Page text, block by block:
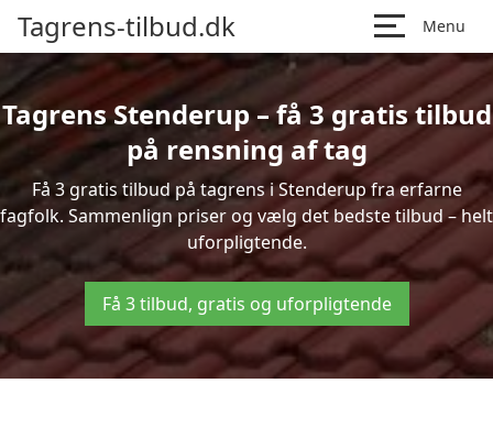
Tagrens-tilbud.dk Menu
Tagrens Stenderup – få 3 gratis tilbud
på rensning af tag
Få 3 gratis tilbud på tagrens i Stenderup fra erfarne
fagfolk. Sammenlign priser og vælg det bedste tilbud – helt
uforpligtende.
Få 3 tilbud, gratis og uforpligtende